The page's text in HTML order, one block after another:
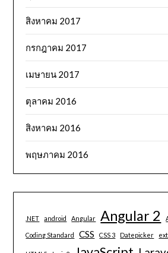
สิงหาคม 2017
กรกฎาคม 2017
เมษายน 2017
ตุลาคม 2016
สิงหาคม 2016
พฤษภาคม 2016
.NET android Angular Angular 2
Coding Standard CSS CSS 3 Datepicker